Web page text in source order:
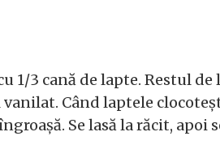
1/3 cană de lapte. Restul de
Când laptele
Se lasă la răcit, apoi